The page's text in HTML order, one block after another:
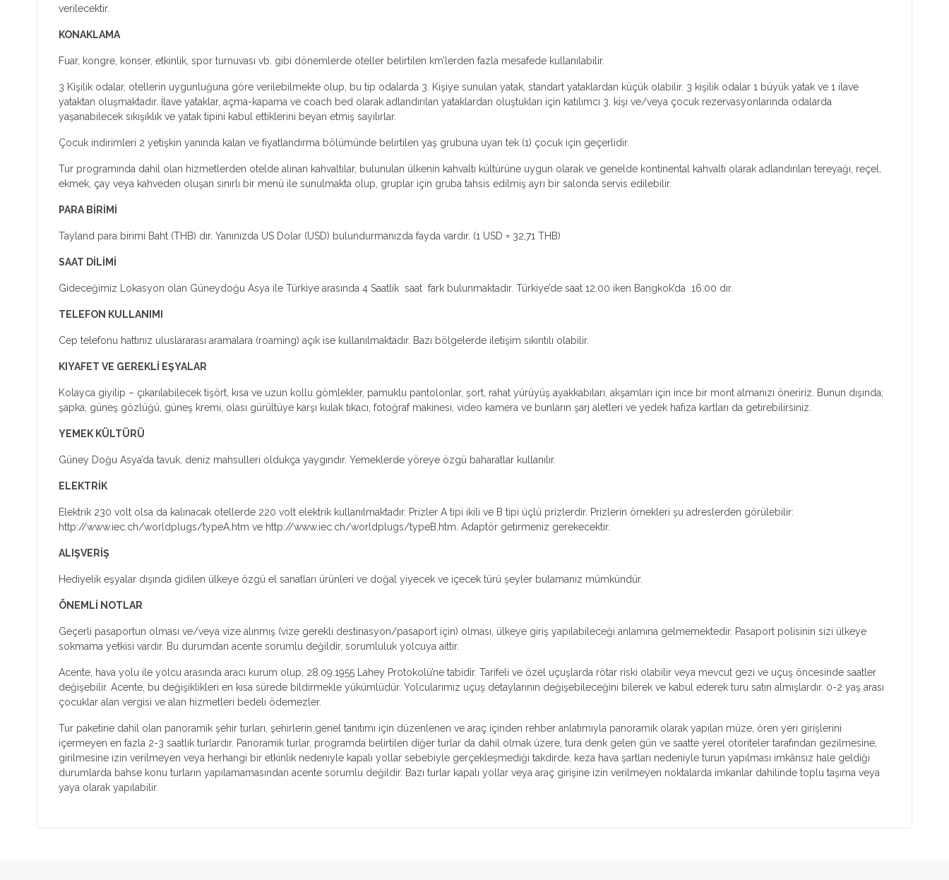
verilecektir.
KONAKLAMA
Fuar, kongre, konser, etkinlik, spor turnuvası vb. gibi dönemlerde oteller belirtilen km’lerden fazla mesafede kullanılabilir.
3 Kişilik odalar, otellerin uygunluğuna göre verilebilmekte olup, bu tip odalarda 3. Kişiye sunulan yatak, standart yataklardan küçük olabilir. 3 kişilik odalar 1 büyük yatak ve 1 ilave
yataktan oluşmaktadır. İlave yataklar, açma-kapama ve coach bed olarak adlandırılan yataklardan oluştukları için katılımcı 3. kişi ve/veya çocuk rezervasyonlarında odalarda
yaşanabilecek sıkışıklık ve yatak tipini kabul ettiklerini beyan etmiş sayılırlar.
Çocuk indirimleri 2 yetişkin yanında kalan ve fiyatlandırma bölümünde belirtilen yaş grubuna uyan tek (1) çocuk için geçerlidir.
Tur programında dahil olan hizmetlerden otelde alınan kahvaltılar, bulunulan ülkenin kahvaltı kültürüne uygun olarak ve genelde kontinental kahvaltı olarak adlandırılan tereyağı, reçel,
ekmek, çay veya kahveden oluşan sınırlı bir menü ile sunulmakta olup, gruplar için gruba tahsis edilmiş ayrı bir salonda servis edilebilir.
PARA BİRİMİ
Tayland para birimi Baht (THB) dır. Yanınızda US Dolar (USD) bulundurmanızda fayda vardır. (1 USD = 32,71 THB)
SAAT DİLİMİ
Gideceğimiz Lokasyon olan Güneydoğu Asya ile Türkiye arasında 4 Saatlik saat fark bulunmaktadır. Türkiye’de saat 12.00 iken Bangkok’da 16:00 dır.
TELEFON KULLANIMI
Cep telefonu hattınız uluslararası aramalara (roaming) açık ise kullanılmaktadır. Bazı bölgelerde iletişim sıkıntılı olabilir.
KIYAFET VE GEREKLİ EŞYALAR
Kolayca giyilip – çıkarılabilecek tişört, kısa ve uzun kollu gömlekler, pamuklu pantolonlar, şort, rahat yürüyüş ayakkabıları, akşamları için ince bir mont almanızı öneririz. Bunun dışında;
şapka, güneş gözlüğü, güneş kremi, olası gürültüye karşı kulak tıkacı, fotoğraf makinesi, video kamera ve bunların şarj aletleri ve yedek hafıza kartları da getirebilirsiniz.
YEMEK KÜLTÜRÜ
Güney Doğu Asya’da tavuk, deniz mahsulleri oldukça yaygındır. Yemeklerde yöreye özgü baharatlar kullanılır.
ELEKTRİK
Elektrik 230 volt olsa da kalınacak otellerde 220 volt elektrik kullanılmaktadır. Prizler A tipi ikili ve B tipi üçlü prizlerdir. Prizlerin örnekleri şu adreslerden görülebilir:
http://www.iec.ch/worldplugs/typeA.htm ve http://www.iec.ch/worldplugs/typeB.htm. Adaptör getirmeniz gerekecektir.
ALIŞVERİŞ
Hediyelik eşyalar dışında gidilen ülkeye özgü el sanatları ürünleri ve doğal yiyecek ve içecek türü şeyler bulamanız mümkündür.
ÖNEMLİ NOTLAR
Geçerli pasaportun olması ve/veya vize alınmış (vize gerekli destinasyon/pasaport için) olması, ülkeye giriş yapılabileceği anlamına gelmemektedir. Pasaport polisinin sizi ülkeye
sokmama yetkisi vardır. Bu durumdan acente sorumlu değildir, sorumluluk yolcuya aittir.
Acente, hava yolu ile yolcu arasında aracı kurum olup, 28.09.1955 Lahey Protokolü’ne tabidir. Tarifeli ve özel uçuşlarda rötar riski olabilir veya mevcut gezi ve uçuş öncesinde saatler
değişebilir. Acente, bu değişiklikleri en kısa sürede bildirmekle yükümlüdür. Yolcularımız uçuş detaylarının değişebileceğini bilerek ve kabul ederek turu satın almışlardır. 0-2 yaş arası
çocuklar alan vergisi ve alan hizmetleri bedeli ödemezler.
Tur paketine dahil olan panoramik şehir turları, şehirlerin genel tanıtımı için düzenlenen ve araç içinden rehber anlatımıyla panoramik olarak yapılan müze, ören yeri girişlerini
içermeyen en fazla 2-3 saatlik turlardır. Panoramik turlar, programda belirtilen diğer turlar da dahil olmak üzere, tura denk gelen gün ve saatte yerel otoriteler tarafından gezilmesine,
girilmesine izin verilmeyen veya herhangi bir etkinlik nedeniyle kapalı yollar sebebiyle gerçekleşmediği takdirde, keza hava şartları nedeniyle turun yapılması imkânsız hale geldiği
durumlarda bahse konu turların yapılamamasından acente sorumlu değildir. Bazı turlar kapalı yollar veya araç girişine izin verilmeyen noktalarda imkanlar dahilinde toplu taşıma veya
yaya olarak yapılabilir.